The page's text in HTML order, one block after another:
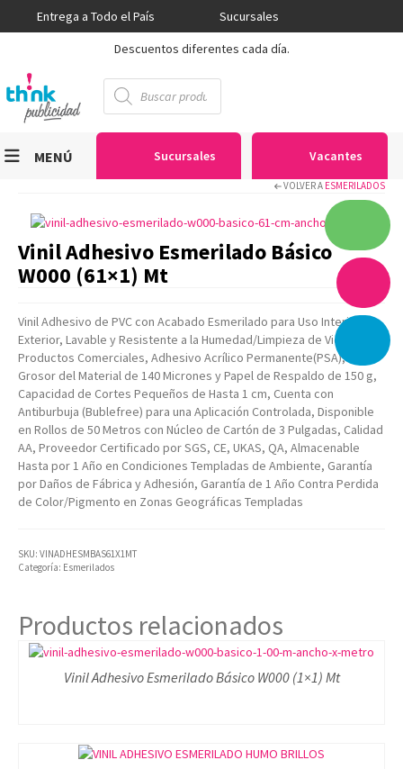
Entrega a Todo el País
Sucursales
Descuentos diferentes cada día.
Búsqueda
de
productos
Sucursales Vacantes
MENÚ
Textiles
Equipos
Seguridad
Artículos Varios
Catálogos
Facturación
VOLVER A ESMERILADOS
Vinil Adhesivo Esmerilado Básico
W000 (61×1) Mt
Vinil Adhesivo de PVC con Acabado Esmerilado para Uso Interior-
Exterior, Lavable y Resistente a la Humedad/Limpieza de Vidrios con
Productos Comerciales, Adhesivo Acrílico Permanente(PSA),
Grosor del Material de 140 Micrones y Papel de Respaldo de 150 g,
Capacidad de Cortes Pequeños de Hasta 1 cm, Cuenta con
Antiburbuja (Bublefree) para una Aplicación Controlada, Disponible
en Rollos de 50 Metros con Núcleo de Cartón de 3 Pulgadas, Calidad
AA, Proveedor Certificado por SGS, CE, UKAS, QA, Almacenable
Hasta por 1 Año en Condiciones Templadas de Ambiente, Garantía
por Daños de Fábrica y Adhesión, Garantía de 1 Año Contra Perdida
de Color/Pigmento en Zonas Geográficas Templadas
SKU: VINADHESMBAS61X1MT
Categoría: Esmerilados
Productos relacionados
Vinil Adhesivo Esmerilado Básico W000 (1×1) Mt